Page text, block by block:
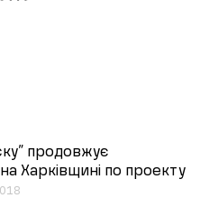
продовжує
Харківщині по проекту